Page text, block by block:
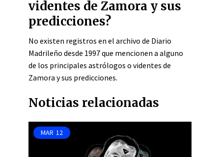
videntes de Zamora y sus
predicciones?
No existen registros en el archivo de Diario
Madrileño desde 1997 que mencionen a alguno
de los principales astrólogos o videntes de
Zamora y sus predicciones.
Noticias relacionadas
MAR 12